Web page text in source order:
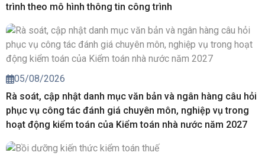
trình theo mô hình thông tin công trình
05/08/2026
Rà soát, cập nhật danh mục văn bản và ngân hàng câu hỏi
phục vụ công tác đánh giá chuyên môn, nghiệp vụ trong
hoạt động kiểm toán của Kiểm toán nhà nước năm 2027